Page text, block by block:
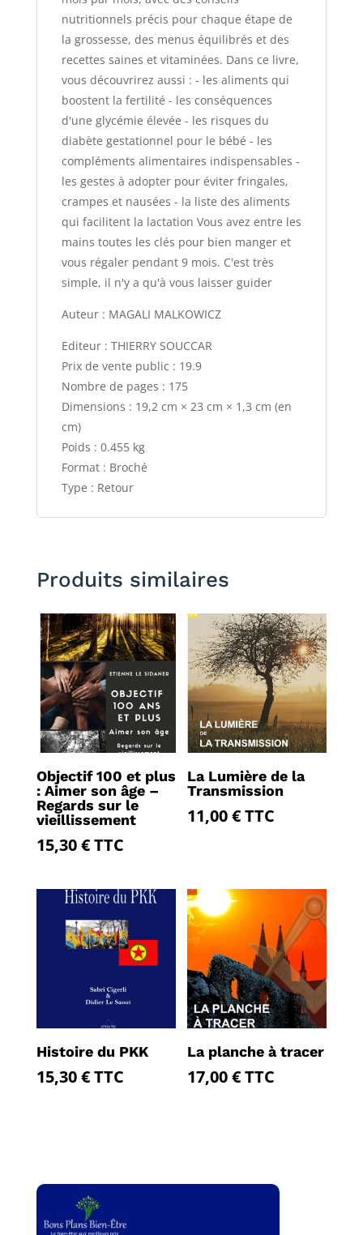
nutritionnels précis pour chaque étape de
la grossesse, des menus équilibrés et des
recettes saines et vitaminées. Dans ce livre,
vous découvrirez aussi : - les aliments qui
boostent la fertilité - les conséquences
d'une glycémie élevée - les risques du
diabète gestationnel pour le bébé - les
compléments alimentaires indispensables -
les gestes à adopter pour éviter fringales,
crampes et nausées - la liste des aliments
qui facilitent la lactation Vous avez entre les
mains toutes les clés pour bien manger et
vous régaler pendant 9 mois. C'est très
simple, il n'y a qu'à vous laisser guider
Auteur : MAGALI MALKOWICZ
Editeur : THIERRY SOUCCAR
Prix de vente public : 19.9
Nombre de pages : 175
Dimensions : 19,2 cm × 23 cm × 1,3 cm (en
cm)
Poids : 0.455 kg
Format : Broché
Type : Retour
Produits similaires
Objectif 100 et plus
: Aimer son âge –
Regards sur le
vieillissement
15,30€TTC
La Lumière de la
Transmission
11,00€TTC
Histoire du PKK
15,30€TTC
La planche à tracer
17,00€TTC